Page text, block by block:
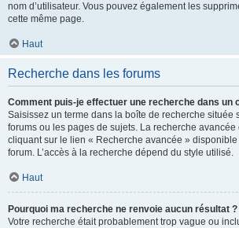
nom d’utilisateur. Vous pouvez également les
cette même page.
Haut
Recherche dans les forums
Comment puis-je effectuer une recherche dans un
Saisissez un terme dans la boîte de recherche située
forums ou les pages de sujets. La recherche avancée
cliquant sur le lien « Recherche avancée »
forum. L’accès à la recherche dépend du style utilisé.
Haut
Pourquoi ma recherche ne renvoie aucun résultat ?
Votre recherche était probablement trop vague ou